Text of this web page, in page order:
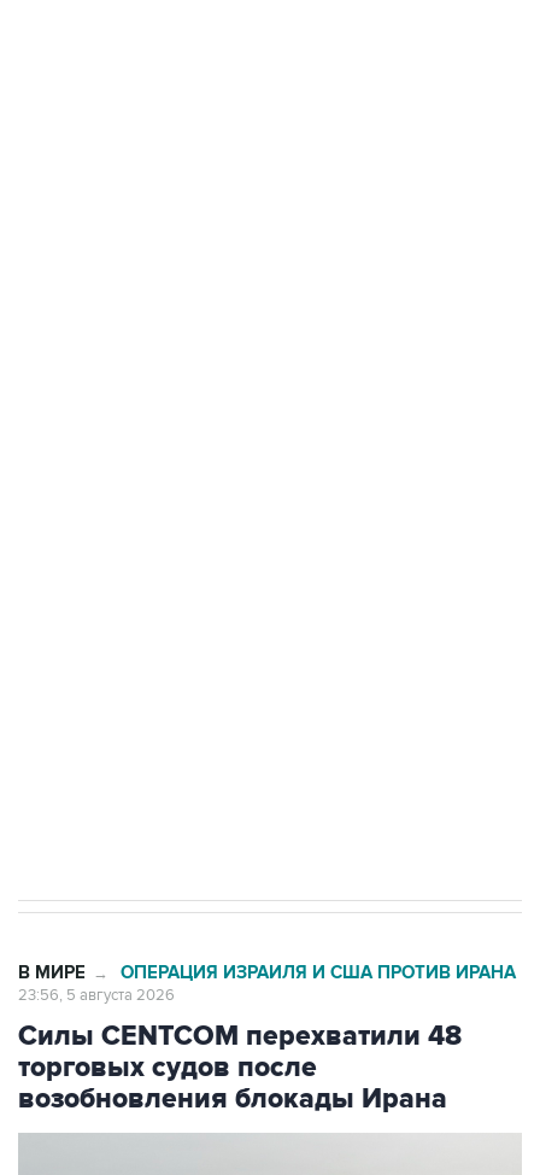
В МИРЕ → ОПЕРАЦИЯ ИЗРАИЛЯ И США ПРОТИВ ИРАНА
23:56, 5 августа 2026
Силы CENTCOM перехватили 48
торговых судов после
возобновления блокады Ирана